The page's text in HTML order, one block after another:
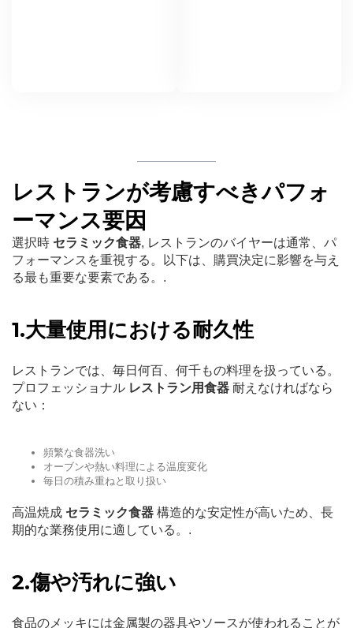
レストランが考慮すべきパフォ
ーマンス要因
選択時 セラミック食器, レストランのバイヤーは通常、パ
フォーマンスを重視する。以下は、購買決定に影響を与え
る最も重要な要素である。.
1.大量使用における耐久性
レストランでは、毎日何百、何千もの料理を扱っている。
プロフェッショナル レストラン用食器 耐えなければなら
ない：
頻繁な食器洗い
オーブンや熱い料理による温度変化
毎日の積み重ねと取り扱い
高温焼成 セラミック食器 構造的な安定性が高いため、長
期的な業務使用に適している。.
2.傷や汚れに強い
食品のメッキには金属製の器具やソースが使われることが